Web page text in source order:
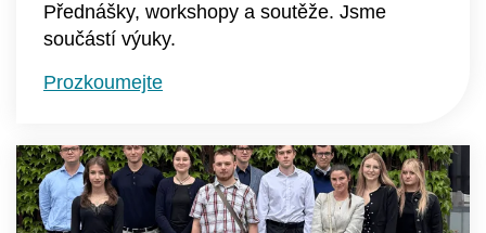
Přednášky, workshopy a soutěže. Jsme
součástí výuky.
Prozkoumejte